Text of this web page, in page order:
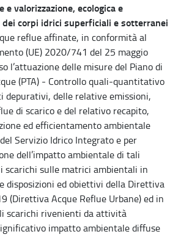
e valorizzazione, ecologica e
dei corpi idrici superficiali e sotterranei
reflue affinate, in conformità al
(UE) 2020/741 del 25 maggio
l’attuazione delle misure del Piano di
(PTA) - Controllo quali-quantitativo
depurativi, delle relative emissioni,
di scarico e del relativo recapito,
ed efficientamento ambientale
Servizio Idrico Integrato e per
dell’impatto ambientale di tali
scarichi sulle matrici ambientali in
disposizioni ed obiettivi della Direttiva
(Direttiva Acque Reflue Urbane) ed in
scarichi rivenienti da attività
impatto ambientale diffuse